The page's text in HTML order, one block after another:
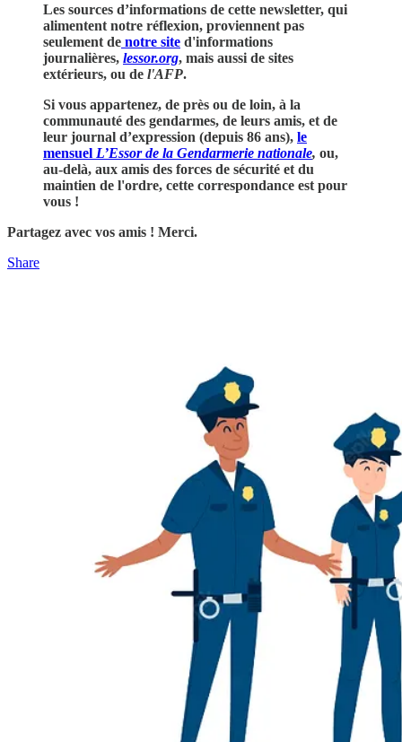
Les sources d’informations de cette newsletter, qui
alimentent notre réflexion, proviennent pas
seulement de notre site d'informations
journalières, lessor.org, mais aussi de sites
extérieurs, ou de l'AFP.
Si vous appartenez, de près ou de loin, à la
communauté des gendarmes, de leurs amis, et de
leur journal d’expression (depuis 86 ans), le
mensuel L’Essor de la Gendarmerie nationale, ou,
au-delà, aux amis des forces de sécurité et du
maintien de l'ordre, cette correspondance est pour
vous !
Partagez avec vos amis ! Merci.
Share